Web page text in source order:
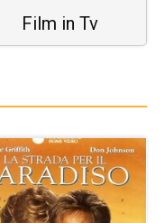
Film in Tv